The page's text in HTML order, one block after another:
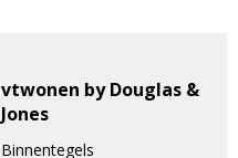
vtwonen by Douglas &
Jones
Binnentegels